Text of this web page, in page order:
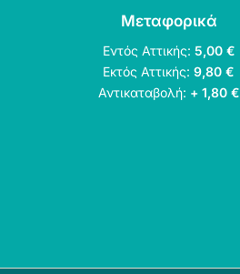
Μεταφορικά
Εντός Αττικής: 5,00 €
Εκτός Αττικής:9,80 €
Αντικαταβολή: + 1,80 €